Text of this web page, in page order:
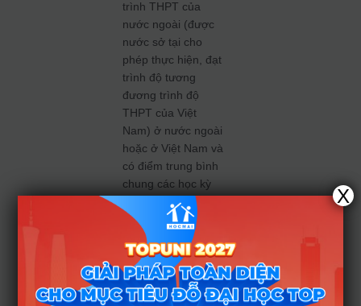
trình THPT của
nước ngoài (được
nước sở tại cho
phép thực hiện, đạt
trình độ tương
đương trình độ
THPT của Việt
Nam) ở nước ngoài
hoặc ở Việt Nam và
có điểm trung bình
chung các học kỳ
cấp THPT (trừ học
kỳ cuối của năm
học cuối cấp THPT)
từ 75% trở lên quy
đổi theo thang điểm
10.
X